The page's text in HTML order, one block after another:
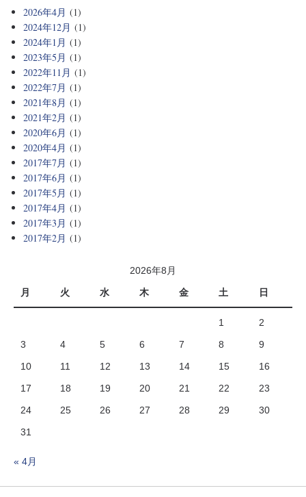
2026年4月 (1)
2024年12月 (1)
2024年1月 (1)
2023年5月 (1)
2022年11月 (1)
2022年7月 (1)
2021年8月 (1)
2021年2月 (1)
2020年6月 (1)
2020年4月 (1)
2017年7月 (1)
2017年6月 (1)
2017年5月 (1)
2017年4月 (1)
2017年3月 (1)
2017年2月 (1)
2026年8月
月
火 水 木 金 土 日
1
2
3
4 5 6 7 8
9
10
11 12 13 14 15
16
17
18 19 20 21 22
23
24
25 26 27 28 29
30
31
« 4月